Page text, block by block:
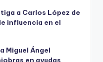
a Carlos López de
influencia en el
Miguel Ángel
en ayudas